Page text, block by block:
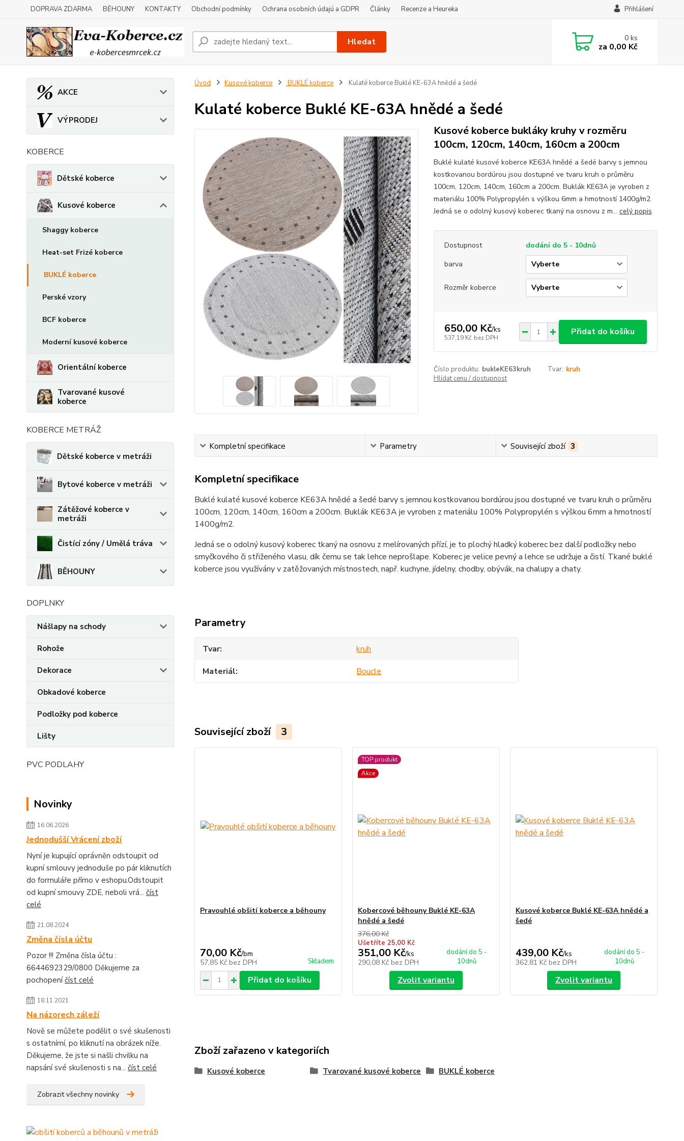
DOPRAVA ZDARMA BĚHOUNY KONTAKTY Obchodní podmínky Ochrana osobních údajú a GDPR Články Recenze a Heureka Přihlášení
Hledat 0ks
za 0,00 Kč
AKCE
VÝPRODEJ
KOBERCE
Dětské koberce
Kusové koberce
Shaggy koberce
Heat-set Frizé koberce
BUKLÉ koberce
Perské vzory
BCF koberce
Moderní kusové koberce
Orientální koberce
Tvarované kusové
koberce
KOBERCE METRÁŽ
Dětské koberce v metráži
Bytové koberce v metráži
Zátěžové koberce v
metráži
Čistící zóny / Umělá tráva
BĚHOUNY
DOPLNKY
Nášlapy na schody
Rohože
Dekorace
Obkadové koberce
Podložky pod koberce
Lišty
PVC PODLAHY
Novinky
16.06.2026
Jednodušší Vrácení zboží
Nyní je kupující oprávněn odstoupit od
kupní smlouvy jednoduše po pár kliknutích
do formuláře přímo v eshopu.Odstoupit
od kupní smouvy ZDE, neboli vrá... číst
celé
21.08.2024
Změna čísla účtu
Pozor !!! Změna čísla účtu :
6644692329/0800 Děkujeme za
pochopeníčíst celé
18.11.2021
Na názorech záleží
Nově se můžete podělit o své skušenosti
s ostatnímí, po kliknutí na obrázek níže.
Děkujeme, že jste si našli chvilku na
napsání své skušenosti s na... číst celé
Zobrazit všechny novinky
Úvod Kusové koberce BUKLÉ koberce Kulaté koberce Buklé KE-63A hnědé a šedé
Kulaté koberce Buklé KE-63A hnědé a šedé
Kusové koberce bukláky kruhy v rozměru
100cm, 120cm, 140cm, 160cm a 200cm
Buklé kulaté kusové koberce KE63A hnědé a šedé barvy s jemnou
kostkovanou bordúrou jsou dostupné ve tvaru kruh o průměru
100cm, 120cm, 140cm, 160cm a 200cm. Buklák KE63A je vyroben z
materiálu 100% Polypropylén s výškou 6mm a hmotností 1400g/m2.
Jedná se o odolný kusový koberec tkaný na osnovu z m... celý popis
Dostupnost
dodání do 5 - 10dnů
barva
Rozměr koberce
650,00 Kč/ks
537,19 Kč bez DPH
Přidat do košíku
Číslo produktu: bukleKE63kruh Tvar: kruh
Hlídat cenu / dostupnost
Kompletní specifikace Parametry Související zboží 3
Kompletní specifikace
Buklé kulaté kusové koberce KE63A hnědé a šedé barvy s jemnou kostkovanou bordúrou jsou dostupné ve tvaru kruh o průměru
100cm, 120cm, 140cm, 160cm a 200cm. Buklák KE63Aje vyroben z materiálu 100% Polypropylén s výškou 6mm a hmotností
1400g/m2.
Jedná se o odolný kusový koberectkaný na osnovu z melírovaných přízí, je to plochý hladký koberec bez další podložky nebo
smyčkového či střiženého vlasu, dík čemu se tak lehce neprošlape. Koberec je velice pevný a lehce se udržuje a čistí. Tkané buklé
koberce jsou využívány v zatěžovaných místnostech, např. kuchyne, jídelny, chodby, obývák, na chalupy a chaty.
Parametry
Tvar
kruh
Materiál
Boucle
Související zboží 3
Pravouhlé obšití koberce a běhouny
70,00 Kč/bm
57,85 Kč bez DPH Skladem
Přidat do košíku
TOP produkt
Akce
Kobercové běhouny Buklé KE-63A
hnědé a šedé
376,00 Kč
Ušetříte 25,00 Kč
351,00 Kč/ks
290,08 Kč bez DPH
dodání do 5 -
10dnů
Zvolit variantu
Kusové koberce Buklé KE-63A hnědé a
šedé
439,00 Kč/ks
362,81 Kč bez DPH
dodání do 5 -
10dnů
Zvolit variantu
Zboží zařazeno v kategoriích
Kusové koberce Tvarované kusové koberce BUKLÉ koberce